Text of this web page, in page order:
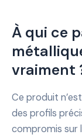
À qui ce
vraiment
Ce produit
des profils
compromis sur